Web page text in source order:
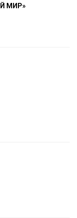
МИР»